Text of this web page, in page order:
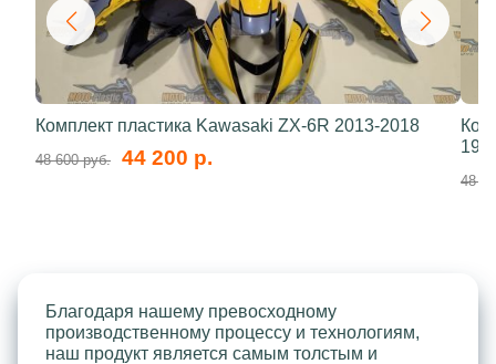
Комплект пластика Kawasaki ZX-6R 2013-2018
48 600 руб. 44 200 р.
48
Благодаря нашему превосходному
производственному процессу и технологиям,
наш продукт является самым толстым и